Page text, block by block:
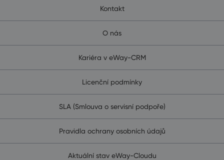
Kontakt
O nás
Kariéra v eWay-CRM
Licenční podmínky
SLA (Smlouva o servisní podpoře)
Pravidla ochrany osobních údajů
Aktuální stav eWay-Cloudu